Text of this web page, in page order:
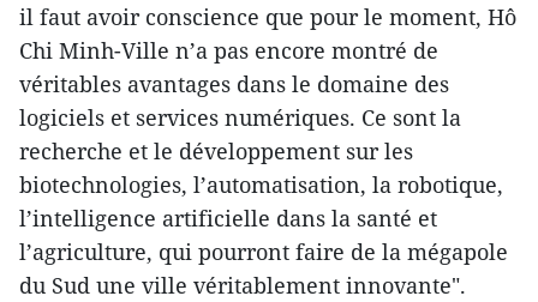
il faut avoir conscience que pour le moment, Hô
Chi Minh-Ville n’a pas encore montré de
véritables avantages dans le domaine des
logiciels et services numériques. Ce sont la
recherche et le développement sur les
biotechnologies, l’automatisation, la robotique,
l’intelligence artificielle dans la santé et
l’agriculture, qui pourront faire de la mégapole
du Sud une ville véritablement innovante".